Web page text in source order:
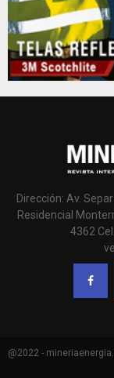
Dirección: Av.
Residencial
4362
@2022 -